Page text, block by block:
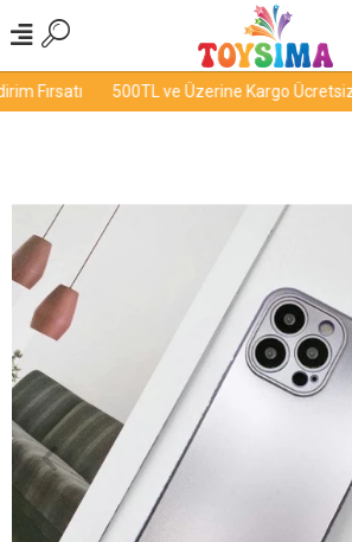
Fırsatı 500TL ve Üzerine Kargo Ücretsiz!